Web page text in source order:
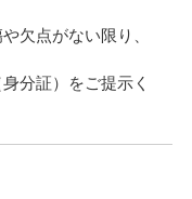
欠点がない限り、
分証）をご提示く